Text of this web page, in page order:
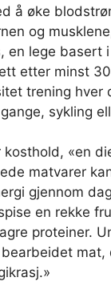
å øke
og
en lege basert
etter minst
trening hver
sykling
«en
matvarer
gjennom
en rekke
proteiner.
mat,